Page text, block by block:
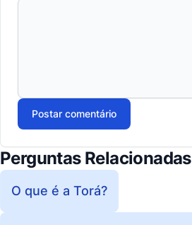
Postar comentário
Perguntas Relacionadas
O que é a Torá?